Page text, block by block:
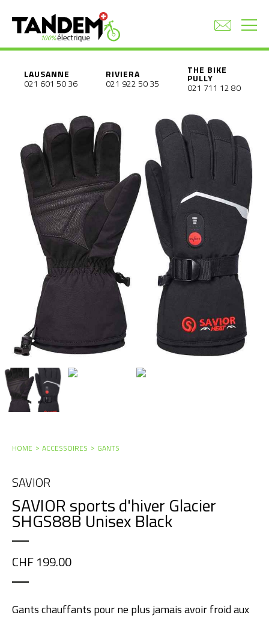
LAUSANNE
021 601 50 36
RIVIERA
021 922 50 35
THE BIKE
PULLY
021 711 12 80
HOME ACCESSOIRES GANTS
SAVIOR
SAVIOR sports d'hiver Glacier
SHGS88B Unisex Black
CHF 199.00
Gants chauffants pour ne plus jamais avoir froid aux